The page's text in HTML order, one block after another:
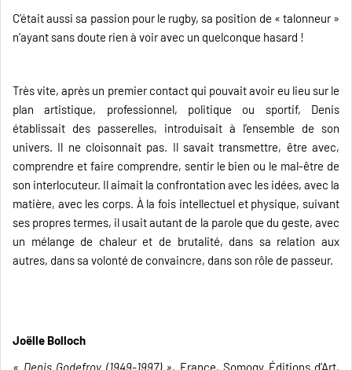
C’était aussi sa passion pour le rugby, sa position de « talonneur »
n’ayant sans doute rien à voir avec un quelconque hasard !
Très vite, après un premier contact qui pouvait avoir eu lieu sur le
plan artistique, professionnel, politique ou sportif, Denis
établissait des passerelles, introduisait à l’ensemble de son
univers. Il ne cloisonnait pas. Il savait transmettre, être avec,
comprendre et faire comprendre, sentir le bien ou le mal-être de
son interlocuteur. Il aimait la confrontation avec les idées, avec la
matière, avec les corps. À la fois intellectuel et physique, suivant
ses propres termes, il usait autant de la parole que du geste, avec
un mélange de chaleur et de brutalité, dans sa relation aux
autres, dans sa volonté de convaincre, dans son rôle de passeur.
Joëlle Bolloch
« Denis Godefroy (1949-1997) », France, Somogy Éditions d’Art,